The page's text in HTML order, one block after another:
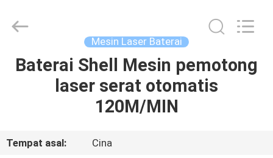
RUMAH
VIDEO
Company
Limited.
Reserved.
Mesin Laser Baterai
Baterai Shell Mesin pemotong
laser serat otomatis
120M/MIN
Tempat asal:
Cina